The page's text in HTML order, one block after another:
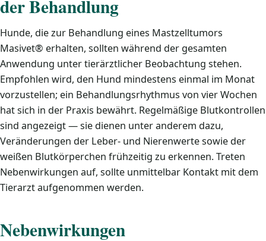
der Behandlung
Hunde, die zur Behandlung eines Mastzelltumors
Masivet® erhalten, sollten während der gesamten
Anwendung unter tierärztlicher Beobachtung stehen.
Empfohlen wird, den Hund mindestens einmal im Monat
vorzustellen; ein Behandlungsrhythmus von vier Wochen
hat sich in der Praxis bewährt. Regelmäßige Blutkontrollen
sind angezeigt — sie dienen unter anderem dazu,
Veränderungen der Leber- und Nierenwerte sowie der
weißen Blutkörperchen frühzeitig zu erkennen. Treten
Nebenwirkungen auf, sollte unmittelbar Kontakt mit dem
Tierarzt aufgenommen werden.
Nebenwirkungen